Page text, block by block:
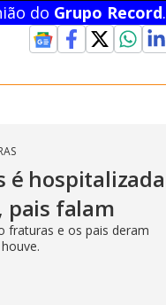
do Grupo Record.
é hospitalizada
pais falam
fraturas e os pais deram